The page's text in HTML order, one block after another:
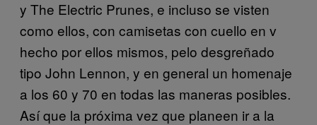
y The Electric Prunes, e incluso se visten
como ellos, con camisetas con cuello en v
hecho por ellos mismos, pelo desgreñado
tipo John Lennon, y en general un homenaje
a los 60 y 70 en todas las maneras posibles.
Así que la próxima vez que planeen ir a la